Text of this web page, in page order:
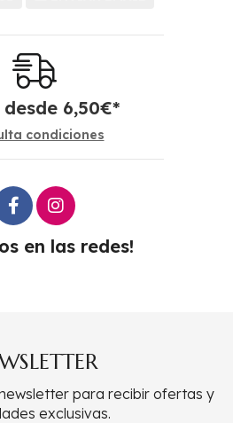
desde 6,50€*
condiciones
en las redes!
para recibir ofertas y
exclusivas.